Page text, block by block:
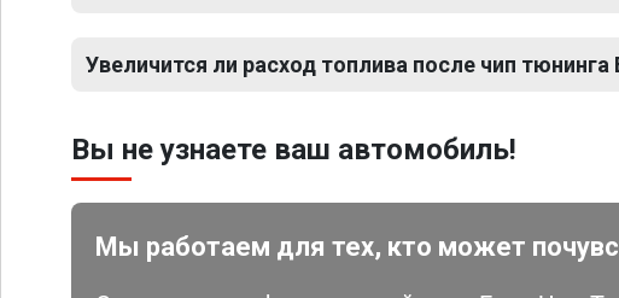
Увеличится ли расход топлива после чип тюнинга
Вы не узнаете ваш автомобиль!
Мы работаем для тех, кто может